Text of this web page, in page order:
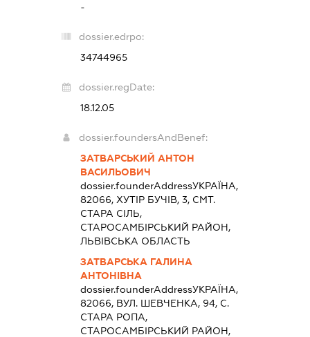
-
dossier.edrpo:
34744965
dossier.regDate:
18.12.05
dossier.foundersAndBenef:
ЗАТВАРСЬКИЙ АНТОН
ВАСИЛЬОВИЧ
dossier.founderAddressУКРАЇНА,
82066, ХУТІР БУЧІВ, 3, СМТ.
СТАРА СІЛЬ,
СТАРОСАМБІРСЬКИЙ РАЙОН,
ЛЬВІВСЬКА ОБЛАСТЬ
ЗАТВАРСЬКА ГАЛИНА
АНТОНІВНА
dossier.founderAddressУКРАЇНА,
82066, ВУЛ. ШЕВЧЕНКА, 94, С.
СТАРА РОПА,
СТАРОСАМБІРСЬКИЙ РАЙОН,